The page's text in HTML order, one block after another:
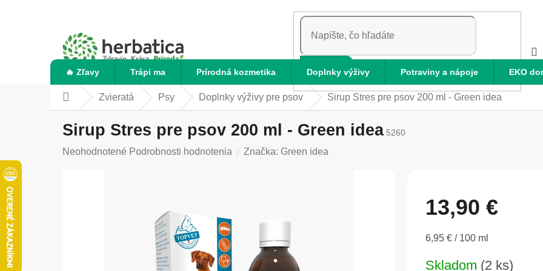
HĽADAŤ
🔥 Zľavy Trápi ma Prírodná kozmetika Doplnky výživy Potraviny a nápoje EKO
DomovZvieratá Psy Doplnky výživy pre psov Sirup Stres pre psov 200 ml - Green idea
Sirup Stres pre psov 200 ml - Green idea 5260
Priemerné
Neohodnotené Podrobnosti hodnotenia Značka: Green idea
13,90 €
Jednotková
6,95 € / 100 ml
Skladom (2 ks)